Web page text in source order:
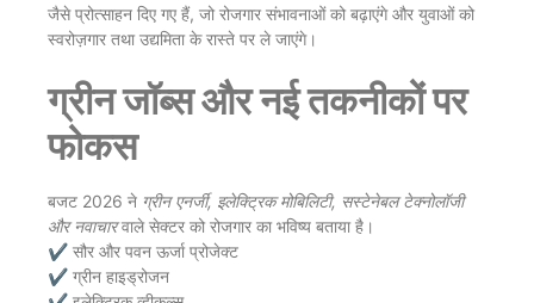
जैसे प्रोत्साहन दिए गए हैं, जो रोजगार संभावनाओं को बढ़ाएंगे और युवाओं को
स्वरोज़गार तथा उद्यमिता के रास्ते पर ले जाएंगे।
ग्रीन जॉब्स और नई तकनीकों पर
फोकस
बजट 2026 ने ग्रीन एनर्जी, इलेक्ट्रिक मोबिलिटी, सस्टेनेबल टेक्नोलॉजी
और नवाचारवाले सेक्टर को रोजगार का भविष्य बताया है।
✔️ सौर और पवन ऊर्जा प्रोजेक्ट
✔️ ग्रीन हाइड्रोजन